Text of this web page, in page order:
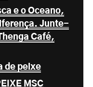
e o Oceano,
Junte-
Café,
de peixe
MSC